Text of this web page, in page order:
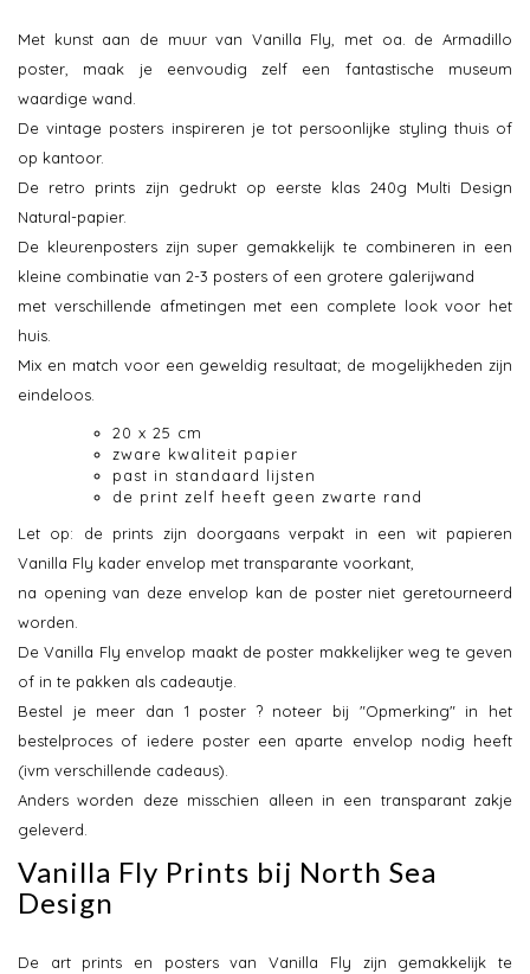
Met kunst aan de muur van Vanilla Fly, met oa. de Armadillo
poster, maak je eenvoudig zelf een fantastische museum
waardige wand.
De vintage posters inspireren je tot persoonlijke styling thuis of
op kantoor.
De retro prints zijn gedrukt op eerste klas 240g Multi Design
Natural-papier.
De kleurenposters zijn super gemakkelijk te combineren in een
kleine combinatie van 2-3 posters of een grotere galerijwand
met verschillende afmetingen met een complete look voor het
huis.
Mix en match voor een geweldig resultaat; de mogelijkheden zijn
eindeloos.
20 x 25 cm
zware kwaliteit papier
past in standaard lijsten
de print zelf heeft geen zwarte rand
Let op: de prints zijn doorgaans verpakt in een wit papieren
Vanilla Fly kader envelop met transparante voorkant,
na opening van deze envelop kan de poster niet geretourneerd
worden.
De Vanilla Fly envelop maakt de poster makkelijker weg te geven
of in te pakken als cadeautje.
Bestel je meer dan 1 poster ? noteer bij "Opmerking" in het
bestelproces of iedere poster een aparte envelop nodig heeft
(ivm verschillende cadeaus).
Anders worden deze misschien alleen in een transparant zakje
geleverd.
Vanilla Fly Prints bij North Sea
Design
De art prints en posters van Vanilla Fly zijn gemakkelijk te